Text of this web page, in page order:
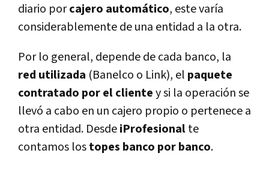
diario porcajero automático, este varía
considerablemente de una entidad a la otra.
Por lo general, depende de cada banco, la
red utilizada (Banelco o Link), el paquete
contratado por el clientey si la operación se
llevó a cabo en un cajero propio o pertenece a
otra entidad. DesdeiProfesionalte
contamos lostopes banco por banco.